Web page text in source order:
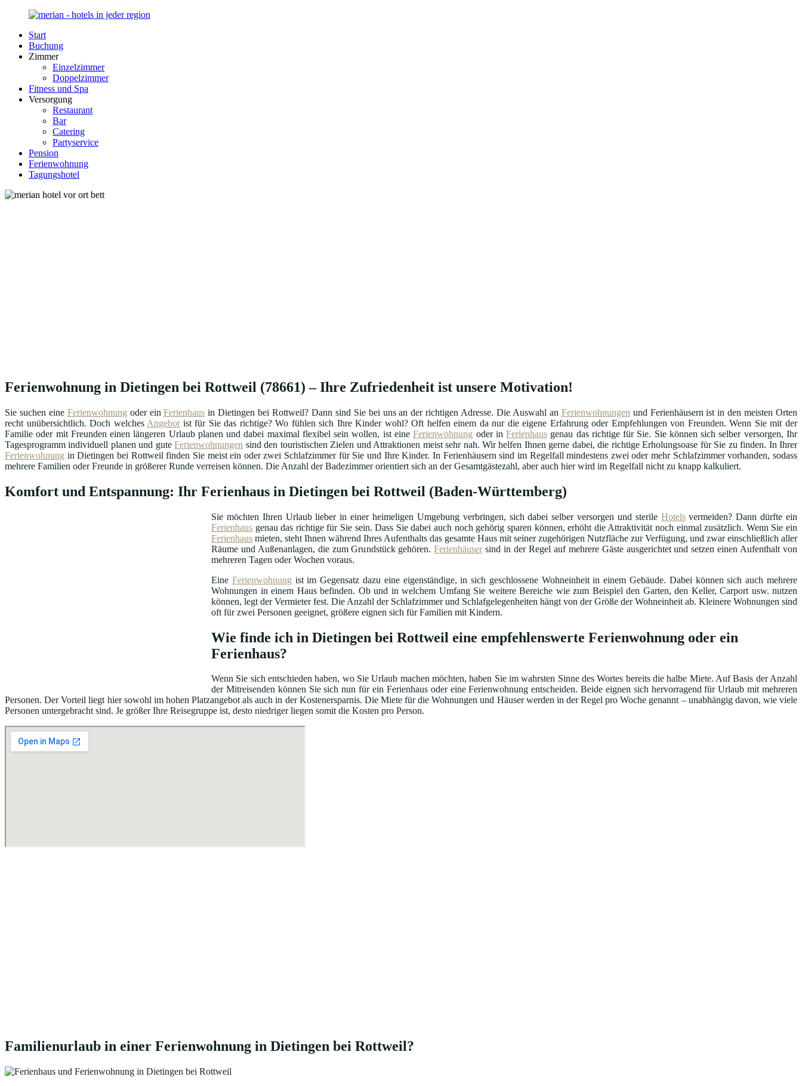
Zurück
Inhalt
Merian-
Hotel.de
Portal
Unterkunft
Deutschland
Start
Buchung
Zimmer
Einzelzimmer
Doppelzimmer
Fitness und Spa
Versorgung
Restaurant
Bar
Catering
Partyservice
Pension
Ferienwohnung
Tagungshotel
Ferienwohnung in Dietingen bei Rottweil (78661) – Ihre Zufriedenheit ist unsere Motivation!
Sie suchen eine Ferienwohnung oder einFerienhaus in Dietingen bei Rottweil? Dann sind Sie bei uns an der richtigen Adresse. Die Auswahl an Ferienwohnungen und Ferienhäusern ist in den meisten Orten
recht unübersichtlich. Doch welches Angebot ist für Sie das richtige? Wo fühlen sich Ihre Kinder wohl? Oft helfen einem da nur die eigene Erfahrung oder Empfehlungen von Freunden. Wenn Sie mit der
Familie oder mit Freunden einen längeren Urlaub planen und dabei maximal flexibel sein wollen, ist eineFerienwohnung oder inFerienhaus genau das richtige für Sie. Sie können sich selber versorgen, Ihr
Tagesprogramm individuell planen und guteFerienwohnungen sind den touristischen Zielen und Attraktionen meist sehr nah. Wir helfen Ihnen gerne dabei, die richtige Erholungsoase für Sie zu finden. In Ihrer
Ferienwohnung in Dietingen bei Rottweil finden Sie meist ein oder zwei Schlafzimmer für Sie und Ihre Kinder. In Ferienhäusern sind im Regelfall mindestens zwei oder mehr Schlafzimmer vorhanden, sodass
mehrere Familien oder Freunde in größerer Runde verreisen können. Die Anzahl der Badezimmer orientiert sich an der Gesamtgästezahl, aber auch hier wird im Regelfall nicht zu knapp kalkuliert.
Komfort und Entspannung: Ihr Ferienhaus in Dietingen bei Rottweil (Baden-Württemberg)
Sie möchten Ihren Urlaub lieber in einer heimeligen Umgebung verbringen, sich dabei selber versorgen und sterile Hotelsvermeiden? Dann dürfte ein
Ferienhaus genau das richtige für Sie sein. Dass Sie dabei auch noch gehörig sparen können, erhöht die Attraktivität noch einmal zusätzlich. Wenn Sie ein
Ferienhaus mieten, steht Ihnen während Ihres Aufenthalts das gesamte Haus mit seiner zugehörigen Nutzfläche zur Verfügung, und zwar einschließlich aller
Räume und Außenanlagen, die zum Grundstück gehören.Ferienhäusersind in der Regel auf mehrere Gäste ausgerichtet und setzen einen Aufenthalt von
mehreren Tagen oder Wochen voraus.
Eine Ferienwohnung ist im Gegensatz dazu eine eigenständige, in sich geschlossene Wohneinheit in einem Gebäude. Dabei können sich auch mehrere
Wohnungen in einem Haus befinden. Ob und in welchem Umfang Sie weitere Bereiche wie zum Beispiel den Garten, den Keller, Carport usw. nutzen
können, legt der Vermieter fest. Die Anzahl der Schlafzimmer und Schlafgelegenheiten hängt von der Größe der Wohneinheit ab. Kleinere Wohnungen sind
oft für zwei Personen geeignet, größere eignen sich für Familien mit Kindern.
Wie finde ich in Dietingen bei Rottweil eine empfehlenswerte Ferienwohnung oder ein
Ferienhaus?
Wenn Sie sich entschieden haben, wo Sie Urlaub machen möchten, haben Sie im wahrsten Sinne des Wortes bereits die halbe Miete. Auf Basis der Anzahl
der Mitreisenden können Sie sich nun für ein Ferienhaus oder eine Ferienwohnung entscheiden. Beide eignen sich hervorragend für Urlaub mit mehreren
Personen. Der Vorteil liegt hier sowohl im hohen Platzangebot als auch in der Kostenersparnis. Die Miete für die Wohnungen und Häuser werden in der Regel pro Woche genannt – unabhängig davon, wie viele
Personen untergebracht sind. Je größer Ihre Reisegruppe ist, desto niedriger liegen somit die Kosten pro Person.
Familienurlaub in einer Ferienwohnung in Dietingen bei Rottweil?